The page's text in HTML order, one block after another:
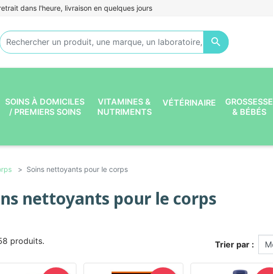
dans l'heure, livraison en quelques jours

SOINS À DOMICILES
/ PREMIERS SOINS
VITAMINES &
NUTRIMENTS
VÉTÉRINAIRE
GROSSESSE
& BÉBÉS
Soins nettoyants pour le corps
nettoyants pour le corps
produits. Trier par :